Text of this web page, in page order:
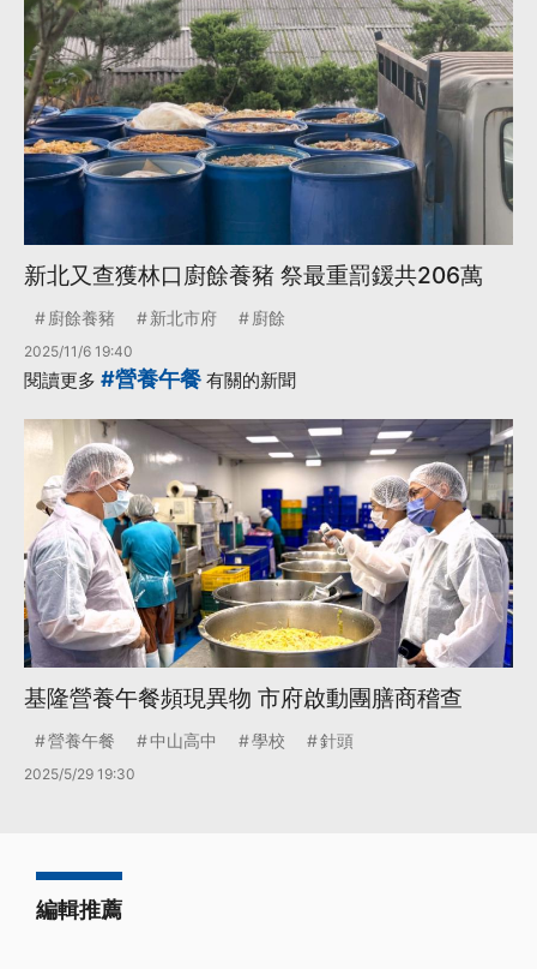
新北又查獲林口廚餘養豬 祭最重罰鍰共206萬
廚餘養豬 新北市府 廚餘
2025/11/6 19:40
閱讀更多 #營養午餐 有關的新聞
基隆營養午餐頻現異物 市府啟動團膳商稽查
營養午餐 中山高中 學校 針頭
2025/5/29 19:30
編輯推薦